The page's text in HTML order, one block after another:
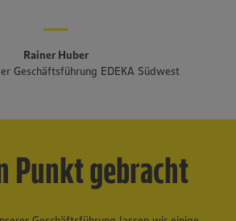
Rainer Huber
Geschäftsführung EDEKA Südwest
Punkt gebracht